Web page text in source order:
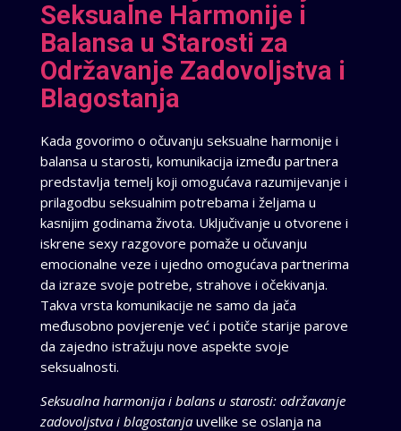
Seksualne Harmonije i
Balansa u Starosti za
Održavanje Zadovoljstva i
Blagostanja
Kada govorimo o očuvanju seksualne harmonije i
balansa u starosti, komunikacija između partnera
predstavlja temelj koji omogućava razumijevanje i
prilagodbu seksualnim potrebama i željama u
kasnijim godinama života. Uključivanje u otvorene i
iskrene sexy razgovore pomaže u očuvanju
emocionalne veze i ujedno omogućava partnerima
da izraze svoje potrebe, strahove i očekivanja.
Takva vrsta komunikacije ne samo da jača
međusobno povjerenje već i potiče starije parove
da zajedno istražuju nove aspekte svoje
seksualnosti.
Seksualna harmonija i balans u starosti: održavanje
zadovoljstva i blagostanjauvelike se oslanja na